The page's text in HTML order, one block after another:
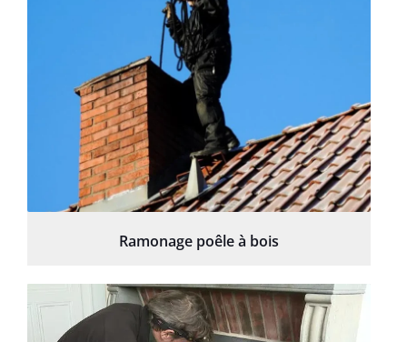
Ramonage poêle à bois